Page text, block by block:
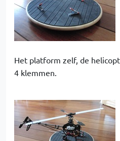
Het platform zelf, de
4 klemmen.